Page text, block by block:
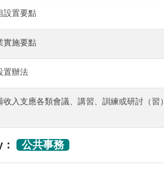
設置要點
實施要點
置辦法
入支應各類會議、講習、訓練或研討（習）
： 公共事務